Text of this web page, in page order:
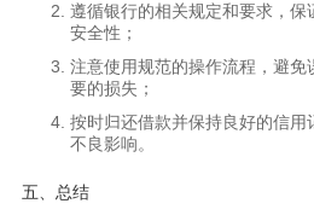
遵循银行的相关规定和要求，保
安全性；
注意使用规范的操作流程，避
要的损失；
按时归还借款并保持良好的信
不良影响。
五、总结